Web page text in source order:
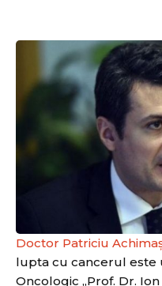
Doctor Patriciu
lupta cu cancerul este
Oncologic „Prof. Dr.